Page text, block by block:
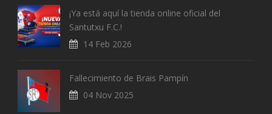
¡Ya está aquí la tienda online oficial del
Santutxu F.C.!
14 Feb 2026
Fallecimiento de Brais Pampín
04 Nov 2025